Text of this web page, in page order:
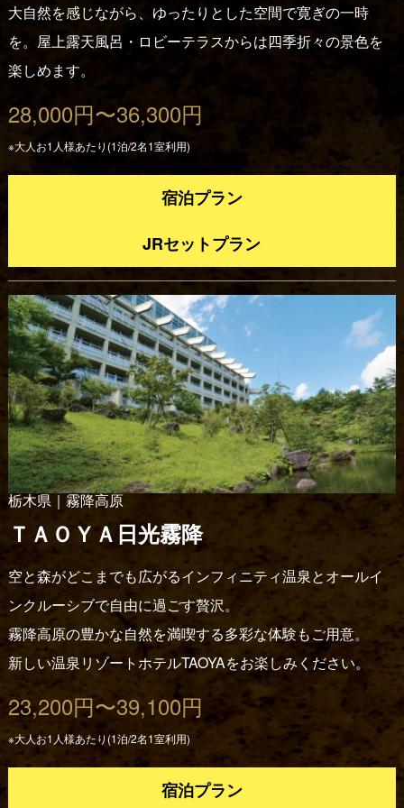
大自然を感じながら、ゆったりとした空間で寛ぎの一時
を。屋上露天風呂・ロビーテラスからは四季折々の景色を
楽しめます。
28,000円〜36,300円
※大人お1人様あたり(1泊/2名1室利用)
宿泊プラン
JRセットプラン
栃木県｜霧降高原
ＴＡＯＹＡ日光霧降
空と森がどこまでも広がるインフィニティ温泉とオールイ
ンクルーシブで自由に過ごす贅沢。
霧降高原の豊かな自然を満喫する多彩な体験もご用意。
新しい温泉リゾートホテルTAOYAをお楽しみください。
23,200円〜39,100円
※大人お1人様あたり(1泊/2名1室利用)
宿泊プラン